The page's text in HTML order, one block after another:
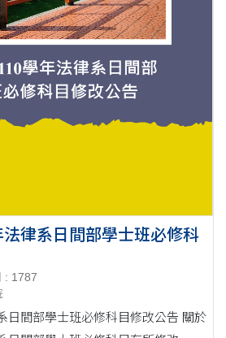
律系日間部學士班必修科
: 1787
日間部學士班必修科目修改公告 關於